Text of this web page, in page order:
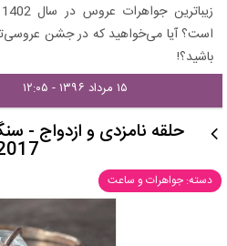
است؟ آیا می‌خواهید که در جشن
باشید؟!
۱۵ مرداد ۱۳۹۶ - ۱۲:۰۵
حلقه نامزدی و ازدواج -
دسته: جواهرات و ساعت